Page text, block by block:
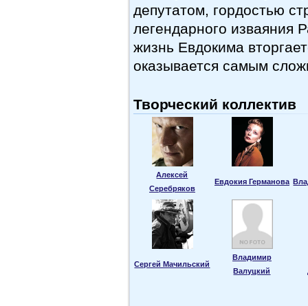
депутатом, гордостью
легендарного изваяния
жизнь Евдокима
оказывается самым
Творческий коллектив
Алексей
Серебряков
Евдокия Германова
Сергей Мачильский
Владимир
Валуцкий